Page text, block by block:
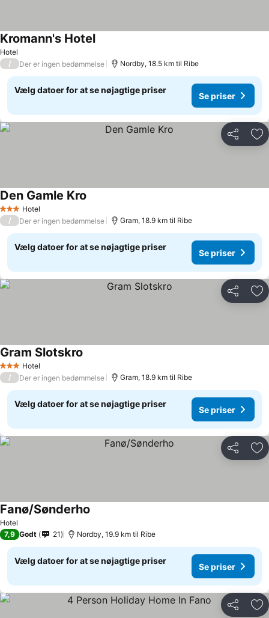
Hotel
Kromann's Hotel
/ Der er ingen bedømmelse Nordby, 18.5 km til Ribe
Vælg datoer for at se nøjagtige priser
Se priser
Del
3 StjernerHotel
Den Gamle Kro
/ Der er ingen bedømmelse Gram, 18.9 km til Ribe
Vælg datoer for at se nøjagtige priser
Se priser
Del
3 StjernerHotel
Gram Slotskro
/ Der er ingen bedømmelse Gram, 18.9 km til Ribe
Vælg datoer for at se nøjagtige priser
Se priser
Del
Hotel
Fanø/Sønderho
7,9 Godt 21 Nordby, 19.9 km til Ribe
Vælg datoer for at se nøjagtige priser
Se priser
Del